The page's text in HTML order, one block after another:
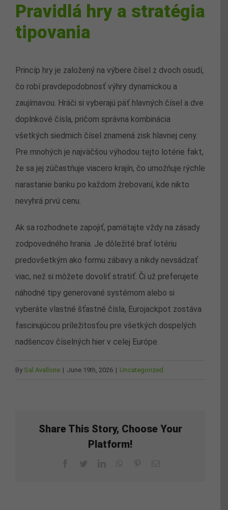
Pravidlá hry a stratégia
tipovania
Princíp hry je založený na výbere čísel z dvoch osudí,
čo robí pravdepodobnosť výhry dynamickou a
zaujímavou. Hráči si vyberajú päť hlavných čísel a dve
doplnkové čísla, pričom správna kombinácia
všetkých siedmich čísel znamená zisk hlavnej ceny.
Pre mnohých je najväčšou výhodou tejto lotérie fakt,
že sa jej zúčastňuje viacero krajín, čo umožňuje rýchle
narastanie banku po každom žrebovaní, kde nikto
nevyhrá prvú cenu.
Ak sa rozhodnete zapojiť, pamätajte vždy na zásady
zodpovedného hrania. Je dôležité brať lotériu
predovšetkým ako formu zábavy a nikdy nevsádzať
viac, než si môžete dovoliť stratiť. Či už preferujete
náhodné tipy generované systémom alebo si
vyberáte vlastné šťastné čísla, Eurojackpot zostáva
fascinujúcou príležitosťou pre všetkých dospelých
nadšencov číselných hier v celej Európe.
By Sal Avallone | June 19th, 2026 | Uncategorized
Share This Story, Choose Your
Platform!